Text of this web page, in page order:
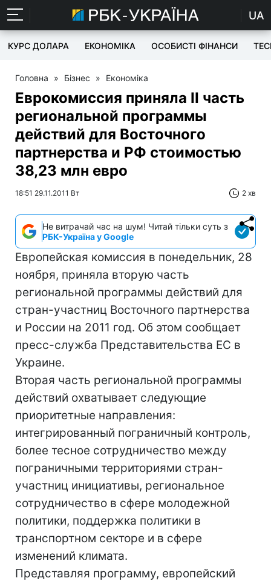
UA
КУРС ДОЛАРА ЕКОНОМІКА ОСОБИСТІ ФІНАНСИ
Головна » Бізнес » Економіка
Еврокомиссия приняла ІІ часть
региональной программы
действий для Восточного
партнерства и РФ стоимостью
38,23 млн евро
18:51 29.11.2011 Вт 2 хв
Не витрачай час на шум! Читай тільки суть з
РБК-Україна у Google
Европейская комиссия в понедельник, 28
ноября, приняла вторую часть
региональной программы действий для
стран-участниц Восточного партнерства
и России на 2011 год. Об этом сообщает
пресс-служба Представительства ЕС в
Украине.
Вторая часть региональной программы
действий охватывает следующие
приоритетные направления:
интегрированный пограничный контроль,
более тесное сотрудничество между
пограничными территориями стран-
участниц инициативы, региональное
сотрудничество в сфере молодежной
политики, поддержка политики в
транспортном секторе и в сфере
изменений климата.
Представляя программу, европейский